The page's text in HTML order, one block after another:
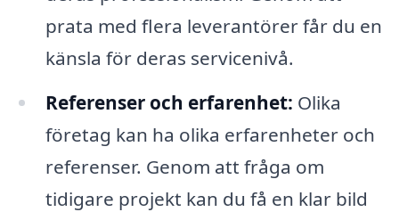
prata med flera leverantörer får du en
känsla för deras servicenivå.
Referenser och erfarenhet: Olika
företag kan ha olika erfarenheter och
referenser. Genom att fråga om
tidigare projekt kan du få en klar bild